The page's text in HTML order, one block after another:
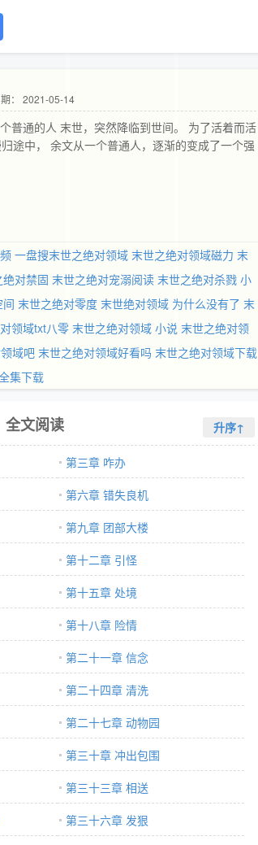
期： 2021-05-14
普通的人 末世，突然降临到世间。 为了活着而活
途中， 余文从一个普通人，逐渐的变成了一个强
一盘搜末世之绝对领域 末世之绝对领域磁力 末
对禁固 末世之绝对宠溺阅读 末世之绝对杀戮 小
末世之绝对零度 末世绝对领域 为什么没有了 末
领域txt八零末世之绝对领域 小说 末世之绝对领
域吧 末世之绝对领域好看吗 末世之绝对领域下载
集下载
全文阅读 升序↑
第三章 咋办
第六章 错失良机
第九章 团部大楼
第十二章 引怪
第十五章 处境
第十八章 险情
第二十一章 信念
第二十四章 清洗
第二十七章 动物园
第三十章 冲出包围
第三十三章 相送
第三十六章 发狠